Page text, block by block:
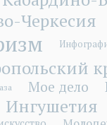
Черкесия
Мое дело
Ингушетия